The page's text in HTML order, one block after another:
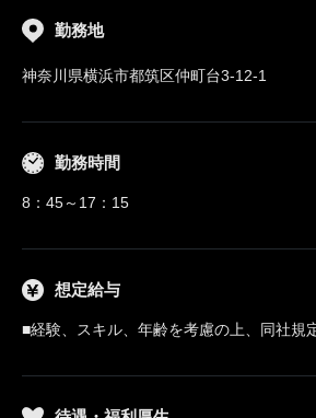
勤務地
神奈川県横浜市都筑区仲町台3-12-1
勤務時間
8：45～17：15
想定給与
■経験、スキル、年齢を考慮の上、同社規